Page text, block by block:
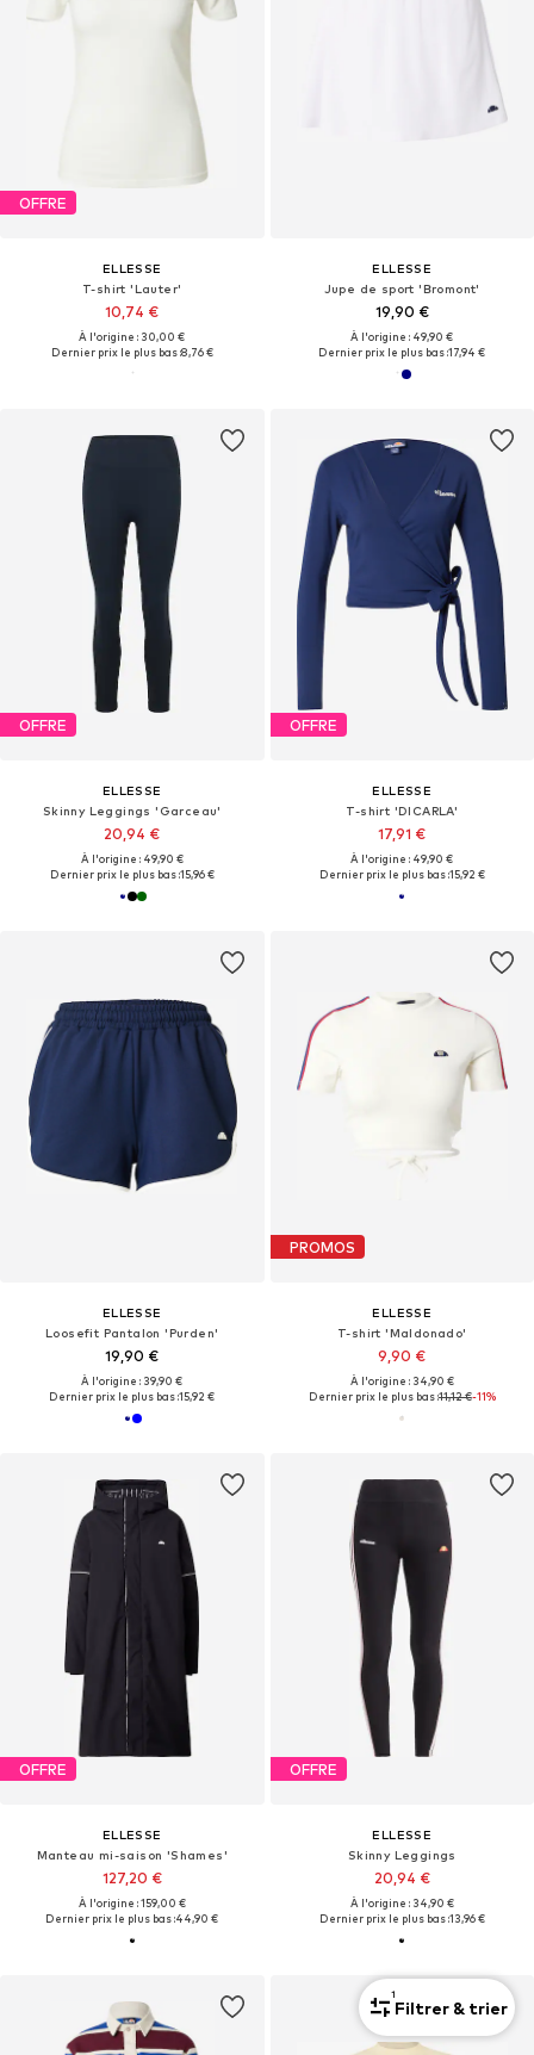
OFFRE
ELLESSE
T-shirt 'Lauter'
10,74 €
À l'origine : 30,00 €
Dernier prix le plus bas :8,76 €
ELLESSE
Jupe de sport 'Bromont'
19,90 €
À l'origine : 49,90 €
Dernier prix le plus bas :17,94 €
OFFRE
ELLESSE
Skinny Leggings 'Garceau'
20,94 €
À l'origine : 49,90 €
Dernier prix le plus bas :15,96 €
OFFRE
ELLESSE
T-shirt 'DICARLA'
17,91 €
À l'origine : 49,90 €
Dernier prix le plus bas :15,92 €
ELLESSE
Loosefit Pantalon 'Purden'
19,90 €
À l'origine : 39,90 €
Dernier prix le plus bas :15,92 €
PROMOS
ELLESSE
T-shirt 'Maldonado'
9,90 €
À l'origine : 34,90 €
Dernier prix le plus bas :11,12 €-11%
OFFRE
ELLESSE
Manteau mi-saison 'Shames'
127,20 €
À l'origine : 159,00 €
Dernier prix le plus bas :44,90 €
OFFRE
ELLESSE
Skinny Leggings
20,94 €
À l'origine : 34,90 €
Dernier prix le plus bas :13,96 €
1
Filtrer & trier